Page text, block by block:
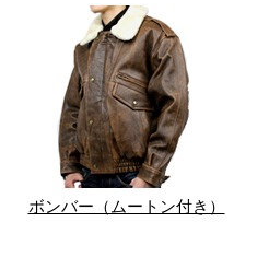
ボンバー（ムートン付き）